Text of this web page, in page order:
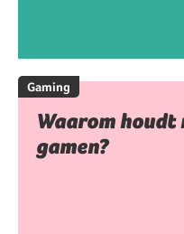
Gaming
Waarom houdt
gamen?